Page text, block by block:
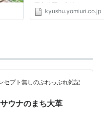
国立公園で実績があると
ます市は来年度、手始め
kyushu.yomiuri.co.jp
セプト無しのぶれっぶれ雑記
ウナのまち大革